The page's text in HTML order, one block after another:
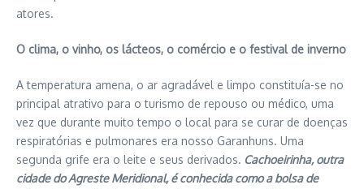
atores.
O clima, o vinho, os lácteos, o comércio e o festival de inverno
A temperatura amena, o ar agradável e limpo constituía-se no
principal atrativo para o turismo de repouso ou médico, uma
vez que durante muito tempo o local para se curar de doenças
respiratórias e pulmonares era nosso Garanhuns. Uma
segunda grife era o leite e seus derivados. Cachoeirinha, outra
cidade do Agreste Meridional, é conhecida como a bolsa de